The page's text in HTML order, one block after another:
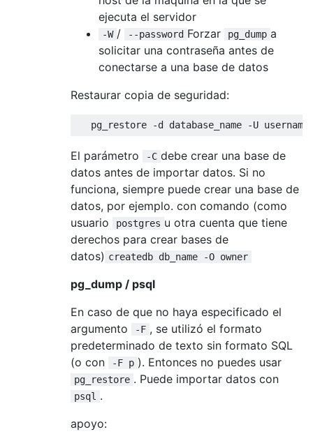
ejecuta el servidor
-W / --password Forzar pg_dump a
solicitar una contraseña antes de
conectarse a una base de datos
Restaurar copia de seguridad:
   pg_restore
-d database_name -U
El parámetro -C debe crear una base de
datos antes de importar datos. Si no
funciona, siempre puede crear una base de
datos, por ejemplo. con comando (como
usuario
postgres u otra cuenta que tiene
derechos para crear bases de
datos) createdb db_name -O owner
pg_dump / psql
En caso de que no haya especificado el
argumento
-F , se utilizó el formato
predeterminado de texto sin formato SQL
(o con
-F p ). Entonces no puedes usar
pg_restore . Puede importar datos con
psql .
apoyo: